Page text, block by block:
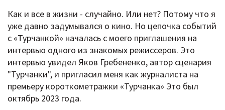
Как и все в жизни - случайно. Или нет? Потому что я
уже давно задумывался о кино. Но цепочка событий
с «Турчанкой» началась с моего приглашения на
интервью одного из знакомых режиссеров. Это
интервью увидел Яков Гребененко, автор сценария
"Турчанки", и пригласил меня как журналиста на
премьеру короткометражки «Турчанка» Это был
октябрь 2023 года.